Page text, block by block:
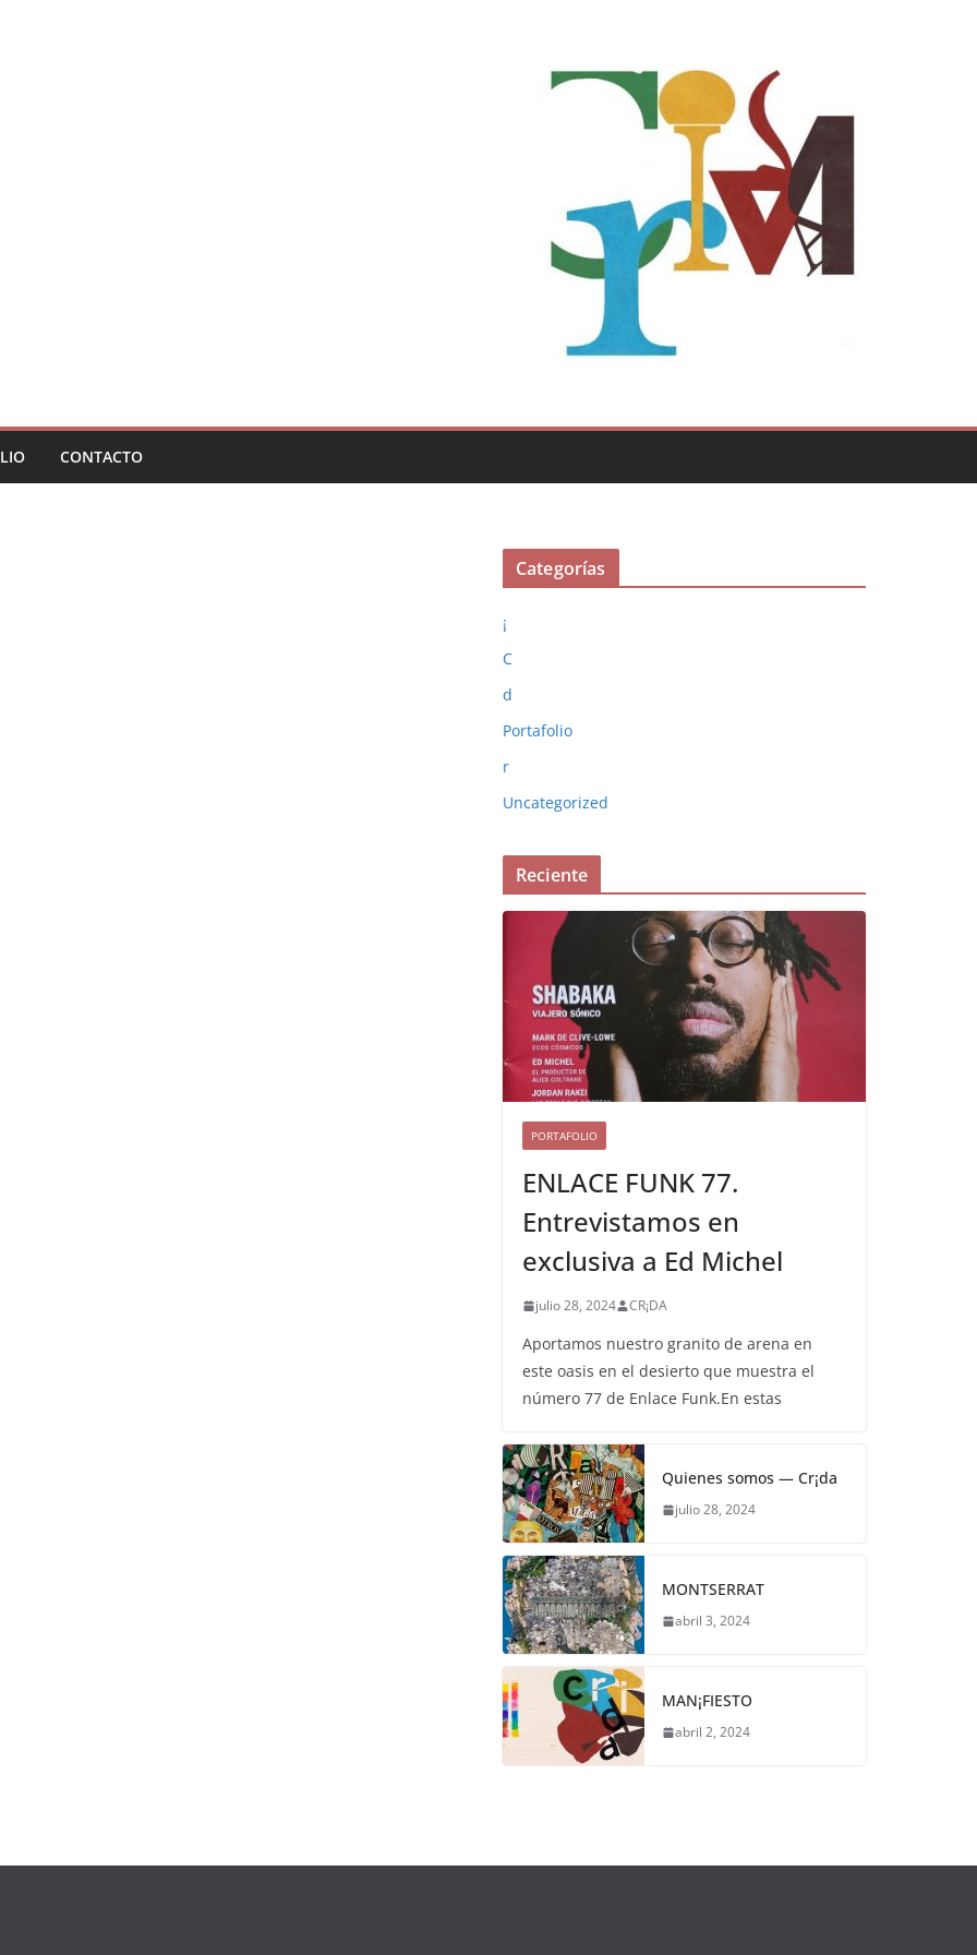
CONTACTO
Categorías
¡
C
d
Portafolio
r
Uncategorized
Reciente
PORTAFOLIO
ENLACE FUNK 77.
Entrevistamos en
exclusiva a Ed Michel
julio 28, 2024 CR¡DA
Aportamos nuestro granito de arena en
este oasis en el desierto que muestra el
número 77 de Enlace Funk.En estas
Quienes somos — Cr¡da
julio 28, 2024
MONTSERRAT
abril 3, 2024
MAN¡FIESTO
abril 2, 2024